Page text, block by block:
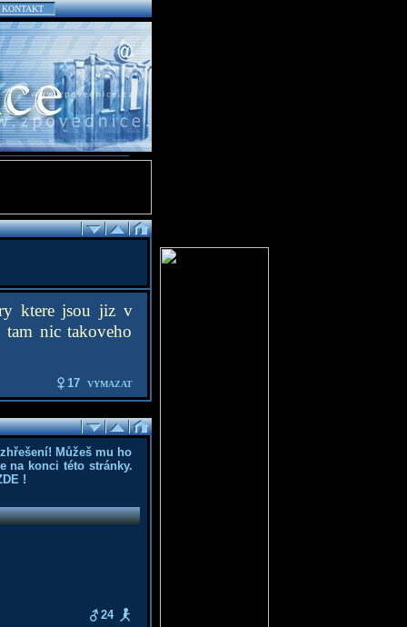
KONTAKT
ktere jsou jiz v
nic takoveho
17 VYMAZAT
Můžeš mu ho
na konci této stránky.
!
24